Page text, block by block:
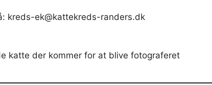
kreds-ek@kattekreds-randers.dk
katte der kommer for at blive fotograferet